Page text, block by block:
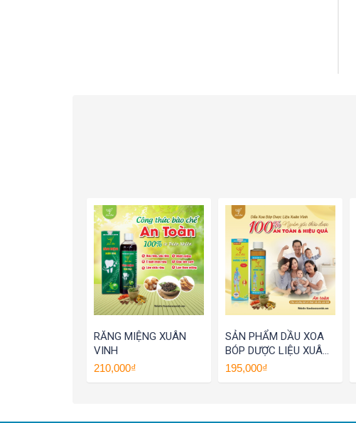
RĂNG MIỆNG XUÂN
VINH
210,000₫
SẢN PHẨM DẦU XOA
BÓP DƯỢC LIỆU XUÂN
VINH
195,000₫